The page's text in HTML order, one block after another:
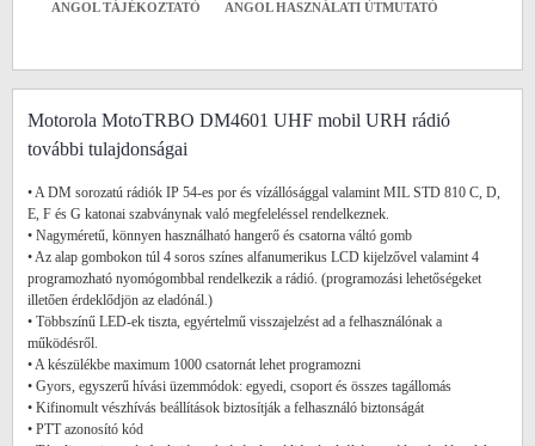
ANGOL TÁJÉKOZTATÓ ANGOL HASZNÁLATI ÚTMUTATÓ
Motorola MotoTRBO DM4601 UHF mobil URH rádió
további tulajdonságai
• A DM sorozatú rádiók IP 54-es por és vízállósággal valamint MIL STD 810 C, D,
E, F és G katonai szabványnak való megfeleléssel rendelkeznek.
• Nagyméretű, könnyen használható hangerő és csatorna váltó gomb
• Az alap gombokon túl 4 soros színes alfanumerikus LCD kijelzővel valamint 4
programozható nyomógombbal rendelkezik a rádió. (programozási lehetőségeket
illetően érdeklődjön az eladónál.)
• Többszínű LED-ek tiszta, egyértelmű visszajelzést ad a felhasználónak a
működésről.
• A készülékbe maximum 1000 csatornát lehet programozni
• Gyors, egyszerű hívási üzemmódok: egyedi, csoport és összes tagállomás
• Kifinomult vészhívás beállítások biztosítják a felhasználó biztonságát
• PTT azonosító kód